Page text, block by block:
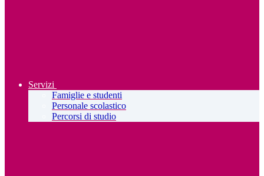
Servizi
Famiglie e studenti
Personale scolastico
Percorsi di studio